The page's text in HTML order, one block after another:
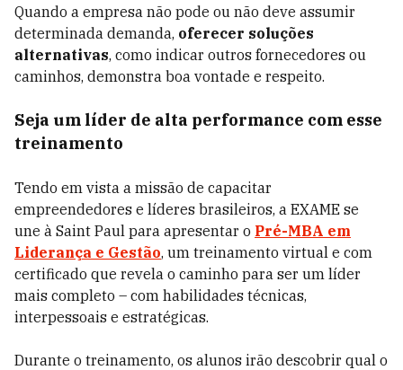
Quando a empresa não pode ou não deve assumir
determinada demanda, oferecer soluções
alternativas, como indicar outros fornecedores ou
caminhos, demonstra boa vontade e respeito.
Seja um líder de alta performance com esse
treinamento
Tendo em vista a missão de capacitar
empreendedores e líderes brasileiros, a EXAME se
une à Saint Paul para apresentar o Pré-MBA em
Liderança e Gestão, um treinamento virtual e com
certificado que revela o caminho para ser um líder
mais completo – com habilidades técnicas,
interpessoais e estratégicas.
Durante o treinamento, os alunos irão descobrir qual o